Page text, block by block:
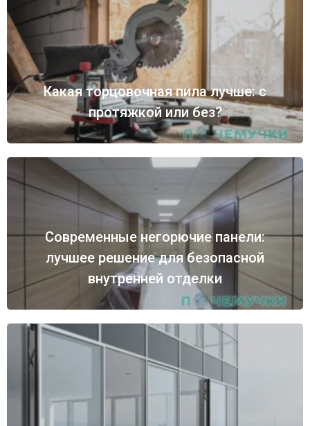
Какая торцовочная пила лучше: с
протяжкой или без?
Современные негорючие панели:
лучшее решение для безопасной
внутренней отделки